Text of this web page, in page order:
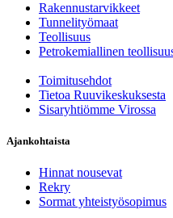
Rakennustarvikkeet
Tunnelityömaat
Teollisuus
Petrokemiallinen
Toimitusehdot
Tietoa Ruuvikeskuksesta
Sisaryhtiömme Virossa
Ajankohtaista
Hinnat nousevat
Rekry
Sormat yhteistyösopimus